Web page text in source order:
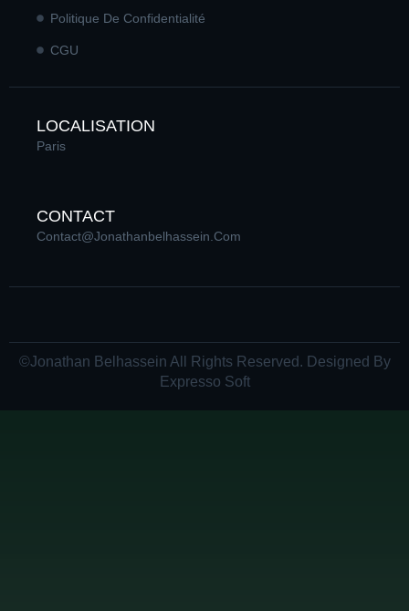
Politique De Confidentialité
CGU
LOCALISATION
Paris
CONTACT
Contact@jonathanbelhassein.com
©Jonathan Belhassein All Rights Reserved. Designed By
Expresso Soft